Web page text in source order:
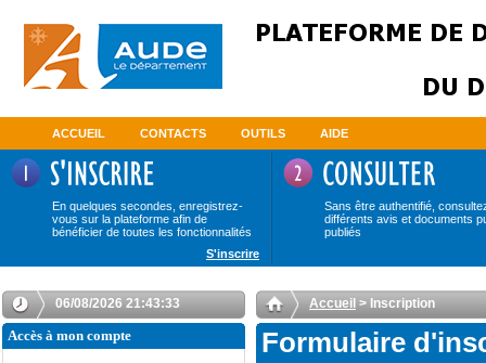
ACCUEIL CONTACTS OUTILS AIDE
En quelques secondes, enregistrez-
vous sur la plateforme afin de
bénéficier de toutes les fonctionnalités
Sans être authentifié,
différents avis et documents
publiés
S'inscrire
06/08/2026 21:43:33
Accès à mon compte
Accueil > Inscription
Formulaire